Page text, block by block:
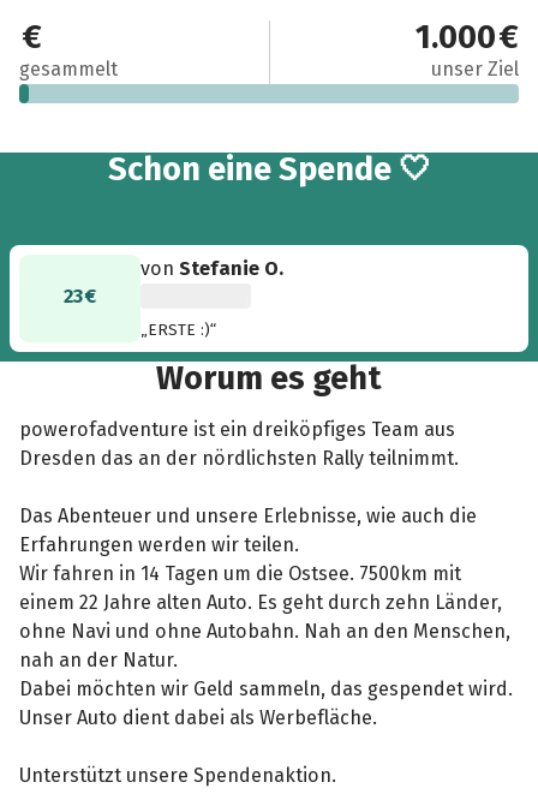
23 €
gesammelt
1.000 €
unser Ziel
Schon eine Spende 🤍
23 €
vonStefanie O.
„ERSTE :)“
Worum es geht
powerofadventure ist ein dreiköpfiges Team aus
Dresden das an der nördlichsten Rally teilnimmt.
Das Abenteuer und unsere Erlebnisse, wie auch die
Erfahrungen werden wir teilen.
Wir fahren in 14 Tagen um die Ostsee. 7500km mit
einem 22 Jahre alten Auto. Es geht durch zehn Länder,
ohne Navi und ohne Autobahn. Nah an den Menschen,
nah an der Natur.
Dabei möchten wir Geld sammeln, das gespendet wird.
Unser Auto dient dabei als Werbefläche.
Unterstützt unsere Spendenaktion.